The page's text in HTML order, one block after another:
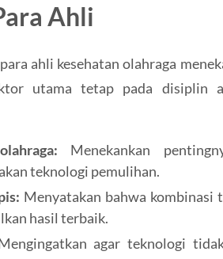
Ahli
ahli kesehatan olahraga
utama tetap pada disiplin
Menekankan
teknologi pemulihan.
Menyatakan bahwa kombinasi
hasil terbaik.
agar teknologi